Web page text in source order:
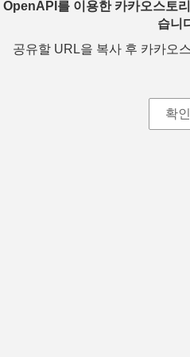
OpenAPI를 이용한 카카오스토
습니
공유할 URL을 복사 후 카카오
확인